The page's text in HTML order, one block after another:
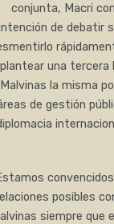
conjunta, Macri
de debatir
plantear una tercera
Malvinas la misma
de gestión
posibles
siempre que